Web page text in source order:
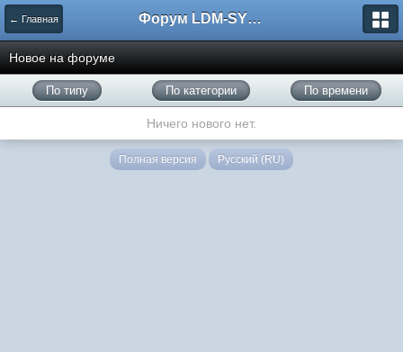
← Главная Форум LDM-SYSTEMS
Новое на форуме
По типу По категории По времени
Ничего нового нет.
Полная версия Русский (RU)